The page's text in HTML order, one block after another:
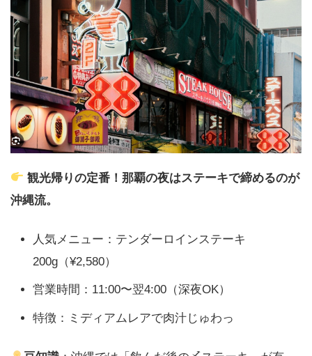
観光帰りの定番！那覇の夜はステーキで締めるのが
沖縄流。
人気メニュー：テンダーロインステーキ
200g（¥2,580）
営業時間：11:00〜翌4:00（深夜OK）
特徴：ミディアムレアで肉汁じゅわっ